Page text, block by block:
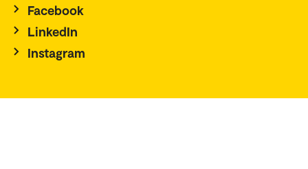
Facebook
LinkedIn
Instagram